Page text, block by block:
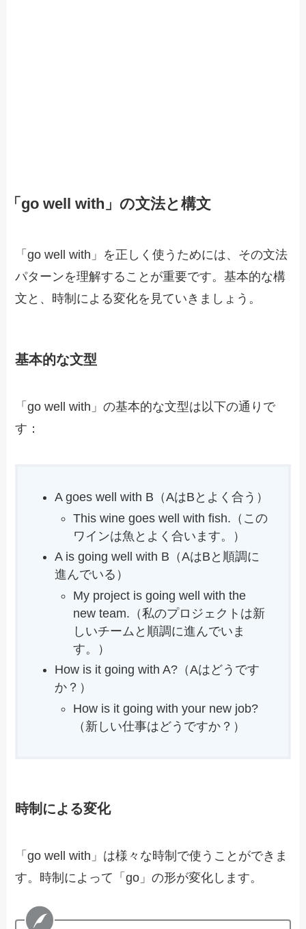
「go well with」の文法と構文
「go well with」を正しく使うためには、その文法
パターンを理解することが重要です。基本的な構
文と、時制による変化を見ていきましょう。
基本的な文型
「go well with」の基本的な文型は以下の通りで
す：
A goes well with B（AはBとよく合う）
This wine goes well with fish.（この
ワインは魚とよく合います。）
A is going well with B（AはBと順調に
進んでいる）
My project is going well with the
new team.（私のプロジェクトは新
しいチームと順調に進んでいま
す。）
How is it going with A?（Aはどうです
か？）
How is it going with your new job?
（新しい仕事はどうですか？）
時制による変化
「go well with」は様々な時制で使うことができま
す。時制によって「go」の形が変化します。